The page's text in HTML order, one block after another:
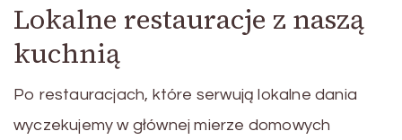
Lokalne restauracje z naszą
kuchnią
Po restauracjach, które serwują lokalne dania
wyczekujemy w głównej mierze domowych